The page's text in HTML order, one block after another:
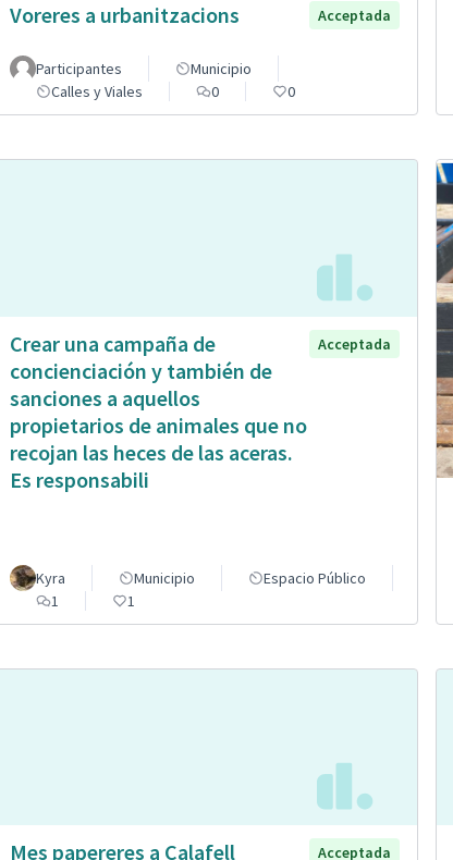
Voreres a urbanitzacions Acceptada
Participantes
Municipio
Calles y Viales
0 0
Crear una campaña de
concienciación y también de
sanciones a aquellos
propietarios de animales que no
recojan las heces de las aceras.
Es responsabili
Acceptada
Kyra Municipio
Espacio Público
1
1
Mes papereres a Calafell Acceptada